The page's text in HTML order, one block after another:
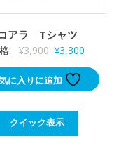
アラ Tシャツ
: ¥3,900 元
の
価
は
¥3,900
¥3,300
在
に入りに追加
クイック表示